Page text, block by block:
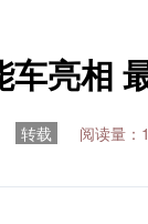
亮相
转载 阅读量：